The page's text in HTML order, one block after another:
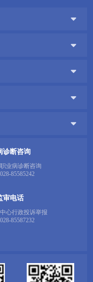





诊断咨询
业病诊断咨询
028-85585242
审电话
心行政投诉举报
028-85587232